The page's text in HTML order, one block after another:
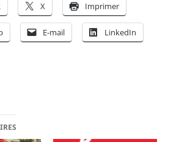
X Imprimer
E-mail LinkedIn